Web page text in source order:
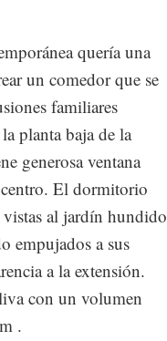
quería una
un comedor que se
familiares
planta baja de la
generosa ventana
El dormitorio
al jardín hundido
empujados a sus
a la extensión.
con un volumen
.